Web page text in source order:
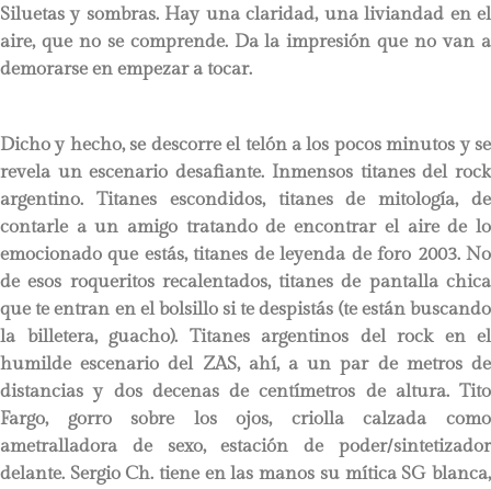
Siluetas y sombras. Hay una claridad, una liviandad en el
aire, que no se comprende. Da la impresión que no van a
demorarse en empezar a tocar.
Dicho y hecho, se descorre el telón a los pocos minutos y se
revela un escenario desafiante. Inmensos titanes del rock
argentino. Titanes escondidos, titanes de mitología, de
contarle a un amigo tratando de encontrar el aire de lo
emocionado que estás, titanes de leyenda de foro 2003. No
de esos roqueritos recalentados, titanes de pantalla chica
que te entran en el bolsillo si te despistás (te están buscando
la billetera, guacho). Titanes argentinos del rock en el
humilde escenario del ZAS, ahí, a un par de metros de
distancias y dos decenas de centímetros de altura. Tito
Fargo, gorro sobre los ojos, criolla calzada como
ametralladora de sexo, estación de poder/sintetizador
delante. Sergio Ch. tiene en las manos su mítica SG blanca,